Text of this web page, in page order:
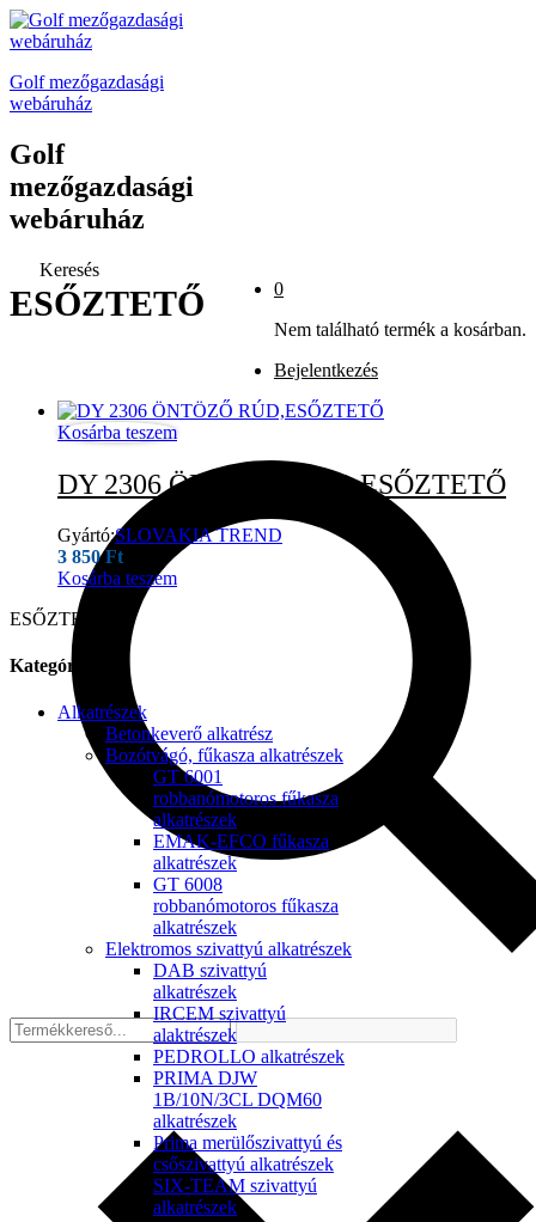
Golf mezőgazdasági
webáruház
Golf
mezőgazdasági
webáruház
0
Nem található termék a kosárban.
Bejelentkezés
Keresés
ESŐZTETŐ
Kosárba teszem
DY 2306 ÖNTÖZŐ RÚD,ESŐZTETŐ
Gyártó:SLOVAKIA TREND
3 850Ft
Kosárba teszem
ESŐZTETŐ
Kategóriák
Alkatrészek
Betonkeverő alkatrész
Bozótvágó, fűkasza alkatrészek
GT 6001
robbanómotoros fűkasza
alkatrészek
EMAK-EFCO fűkasza
alkatrészek
GT 6008
robbanómotoros fűkasza
alkatrészek
Elektromos szivattyú alkatrészek
DAB szivattyú
alkatrészek
IRCEM szivattyú
alaktrészek
PEDROLLO alkatrészek
PRIMA DJW
1B/10N/3CL DQM60
alkatrészek
Prima merülőszivattyú és
csőszivattyú alkatrészek
SIX-TEAM szivattyú
alkatrészek